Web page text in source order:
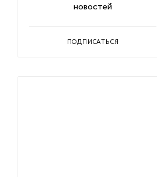
новостей
ПОДПИСАТЬСЯ